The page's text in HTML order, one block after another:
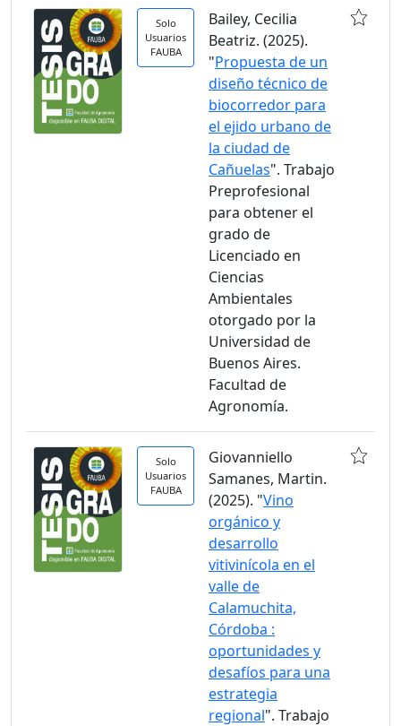
Solo
Usuarios
FAUBA
Bailey, Cecilia
Beatriz. (2025).
"Propuesta de un
diseño técnico de
biocorredor para
el ejido urbano de
la ciudad de
Cañuelas". Trabajo
Preprofesional
para obtener el
grado de
Licenciado en
Ciencias
Ambientales
otorgado por la
Universidad de
Buenos Aires.
Facultad de
Agronomía.
Solo
Usuarios
FAUBA
Giovanniello
Samanes, Martin.
(2025). "Vino
orgánico y
desarrollo
vitivinícola en el
valle de
Calamuchita,
Córdoba :
oportunidades y
desafíos para una
estrategia
regional". Trabajo